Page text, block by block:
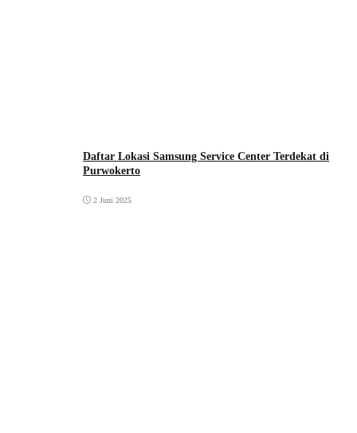
Daftar Lokasi Samsung Service Center Terdekat di
Purwokerto
2 Juni 2025